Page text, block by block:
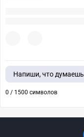
Напиши, что думаешь
0 / 1500 символов